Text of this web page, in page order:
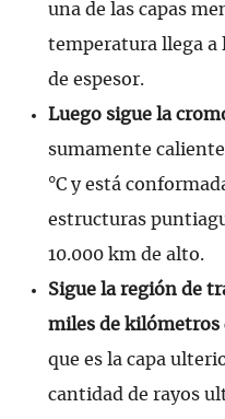
una de las capas
temperatura llega a
de espesor.
Luego sigue la
sumamente
°C y está
estructuras
10.000 km de alto.
Sigue la región de
miles de kilómetros
que es la capa
cantidad de rayos